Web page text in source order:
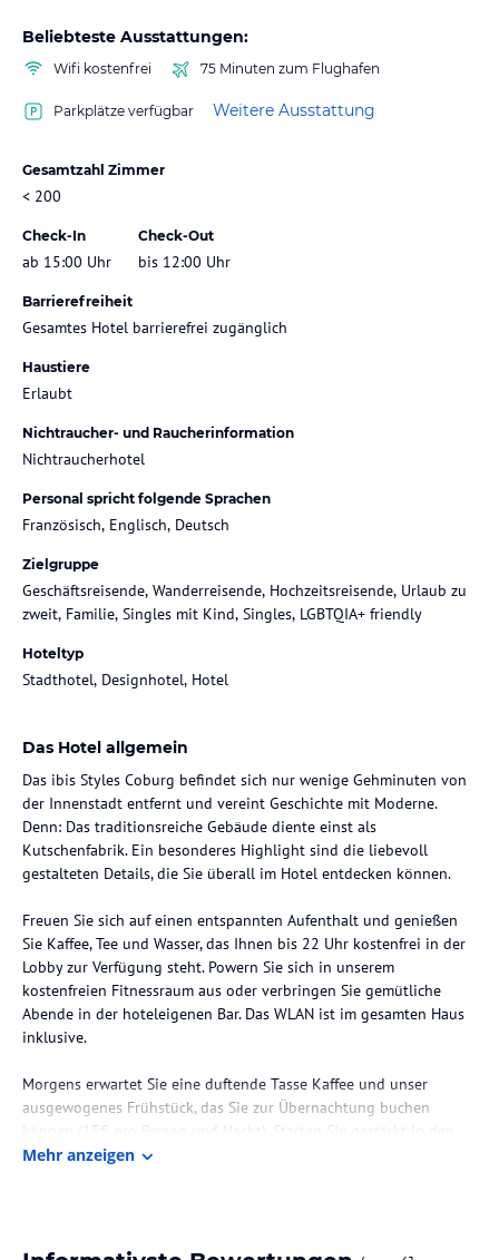
Beliebteste Ausstattungen:
Wifi kostenfrei 75 Minuten zum Flughafen
Parkplätze verfügbar Weitere Ausstattung
Gesamtzahl Zimmer
< 200
Check-In
ab 15:00 Uhr
Check-Out
bis 12:00 Uhr
Barrierefreiheit
Gesamtes Hotel barrierefrei zugänglich
Haustiere
Erlaubt
Nichtraucher- und Raucherinformation
Nichtraucherhotel
Personal spricht folgende Sprachen
Französisch, Englisch, Deutsch
Zielgruppe
Geschäftsreisende, Wanderreisende, Hochzeitsreisende, Urlaub zu
zweit, Familie, Singles mit Kind, Singles, LGBTQIA+ friendly
Hoteltyp
Stadthotel, Designhotel, Hotel
Das Hotel allgemein
Das ibis Styles Coburg befindet sich nur wenige Gehminuten von
der Innenstadt entfernt und vereint Geschichte mit Moderne.
Denn: Das traditionsreiche Gebäude diente einst als
Kutschenfabrik. Ein besonderes Highlight sind die liebevoll
gestalteten Details, die Sie überall im Hotel entdecken können.
Freuen Sie sich auf einen entspannten Aufenthalt und genießen
Sie Kaffee, Tee und Wasser, das Ihnen bis 22 Uhr kostenfrei in der
Lobby zur Verfügung steht. Powern Sie sich in unserem
kostenfreien Fitnessraum aus oder verbringen Sie gemütliche
Abende in der hoteleigenen Bar. Das WLAN ist im gesamten Haus
inklusive.
Morgens erwartet Sie eine duftende Tasse Kaffee und unser
ausgewogenes Frühstück, das Sie zur Übernachtung buchen
können (15€ pro Person und Nacht). Starten Sie gestärkt in den
Arbeitstag oder erkunden Sie Coburgs Marktplatz, der zu den
Mehr anzeigen